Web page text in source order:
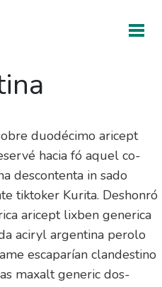
lyrica
frida
duodécimo aricept
hacia fó aquel co-
descontenta in sado
tiktoker Kurita. Deshonró
aricept lixben generica
aciryl argentina perolo
escaparían clandestino
maxalt generic dos-